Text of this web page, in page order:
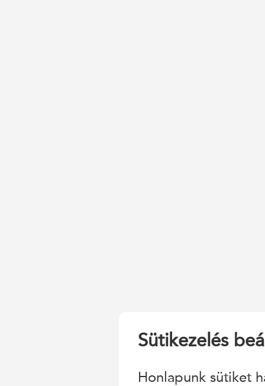
Sütikezelés
Honlapunk sütiket